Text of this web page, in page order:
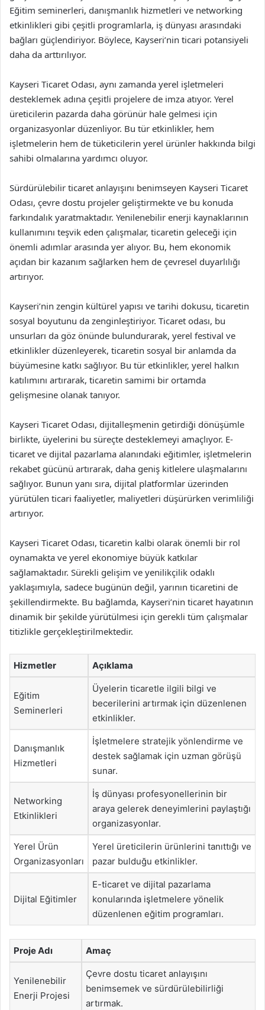
Eğitim seminerleri, danışmanlık hizmetleri ve networking
etkinlikleri gibi çeşitli programlarla, iş dünyası arasındaki
bağları güçlendiriyor. Böylece, Kayseri’nin ticari potansiyeli
daha da arttırılıyor.
Kayseri Ticaret Odası, aynı zamanda yerel işletmeleri
desteklemek adına çeşitli projelere de imza atıyor. Yerel
üreticilerin pazarda daha görünür hale gelmesi için
organizasyonlar düzenliyor. Bu tür etkinlikler, hem
işletmelerin hem de tüketicilerin yerel ürünler hakkında bilgi
sahibi olmalarına yardımcı oluyor.
Sürdürülebilir ticaret anlayışını benimseyen Kayseri Ticaret
Odası, çevre dostu projeler geliştirmekte ve bu konuda
farkındalık yaratmaktadır. Yenilenebilir enerji kaynaklarının
kullanımını teşvik eden çalışmalar, ticaretin geleceği için
önemli adımlar arasında yer alıyor. Bu, hem ekonomik
açıdan bir kazanım sağlarken hem de çevresel duyarlılığı
artırıyor.
Kayseri’nin zengin kültürel yapısı ve tarihi dokusu, ticaretin
sosyal boyutunu da zenginleştiriyor. Ticaret odası, bu
unsurları da göz önünde bulundurarak, yerel festival ve
etkinlikler düzenleyerek, ticaretin sosyal bir anlamda da
büyümesine katkı sağlıyor. Bu tür etkinlikler, yerel halkın
katılımını artırarak, ticaretin samimi bir ortamda
gelişmesine olanak tanıyor.
Kayseri Ticaret Odası, dijitalleşmenin getirdiği dönüşümle
birlikte, üyelerini bu süreçte desteklemeyi amaçlıyor. E-
ticaret ve dijital pazarlama alanındaki eğitimler, işletmelerin
rekabet gücünü artırarak, daha geniş kitlelere ulaşmalarını
sağlıyor. Bunun yanı sıra, dijital platformlar üzerinden
yürütülen ticari faaliyetler, maliyetleri düşürürken verimliliği
artırıyor.
Kayseri Ticaret Odası, ticaretin kalbi olarak önemli bir rol
oynamakta ve yerel ekonomiye büyük katkılar
sağlamaktadır. Sürekli gelişim ve yenilikçilik odaklı
yaklaşımıyla, sadece bugünün değil, yarının ticaretini de
şekillendirmekte. Bu bağlamda, Kayseri’nin ticaret hayatının
dinamik bir şekilde yürütülmesi için gerekli tüm çalışmalar
titizlikle gerçekleştirilmektedir.
Hizmetler Açıklama
Eğitim
Seminerleri
Üyelerin ticaretle ilgili bilgi ve
becerilerini artırmak için düzenlenen
etkinlikler.
Danışmanlık
Hizmetleri
İşletmelere stratejik yönlendirme ve
destek sağlamak için uzman görüşü
sunar.
Networking
Etkinlikleri
İş dünyası profesyonellerinin bir
araya gelerek deneyimlerini paylaştığı
organizasyonlar.
Yerel Ürün
Organizasyonları
Yerel üreticilerin ürünlerini tanıttığı ve
pazar bulduğu etkinlikler.
Dijital Eğitimler
E-ticaret ve dijital pazarlama
konularında işletmelere yönelik
düzenlenen eğitim programları.
Proje Adı Amaç
Yenilenebilir
Enerji Projesi
Çevre dostu ticaret anlayışını
benimsemek ve sürdürülebilirliği
artırmak.